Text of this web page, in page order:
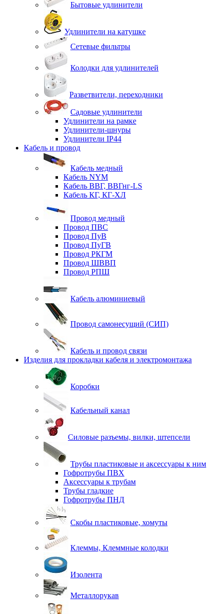
Бытовые удлинители
Удлинители на катушке
Сетевые фильтры
Колодки для удлинителей
Разветвители, переходники
Садовые удлинители
Удлинители на рамке
Удлинители-шнуры
Удлинители IP44
Кабель и провод
Кабель медный
Кабель NYM
Кабель ВВГ, ВВГнг-LS
Кабель КГ, КГ-ХЛ
Провод медный
Провод ПВС
Провод ПуВ
Провод ПуГВ
Провод РКГМ
Провод ШВВП
Провод РПШ
Кабель алюминиевый
Провод самонесущий (СИП)
Кабель и провод связи
Изделия для прокладки кабеля и электромонтажа
Коробки
Кабельный канал
Силовые разъемы, вилки, штепсели
Трубы пластиковые и аксессуары к ним
Гофротрубы ПВХ
Аксессуары к трубам
Трубы гладкие
Гофротрубы ПНД
Скобы пластиковые, хомуты
Клеммы, Клеммные колодки
Изолента
Металлорукав